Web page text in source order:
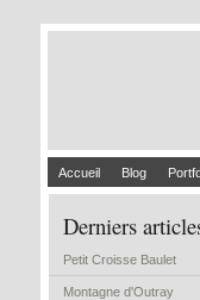
Accueil Blog
Derniers
Petit Croisse Baulet
Montagne d'Outray